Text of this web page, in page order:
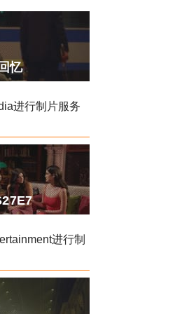
忆
进行制片服务
进行制